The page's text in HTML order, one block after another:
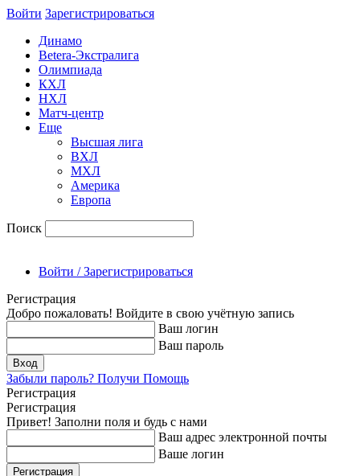
Войти Зарегиcтрироваться
Динамо
Betera-Экстралига
Олимпиада
КХЛ
НХЛ
Матч-центр
Еще
Высшая лига
ВХЛ
МХЛ
Америка
Европа
Поиск
Войти / Зарегистрироваться
Регистрация
Добро пожаловать! Войдите в свою учётную запись
Ваш логин
Ваш пароль
Забыли пароль? Получи Помощь
Регистрация
Регистрация
Привет! Заполни поля и будь с нами
Ваш адрес электронной почты
Ваше логин